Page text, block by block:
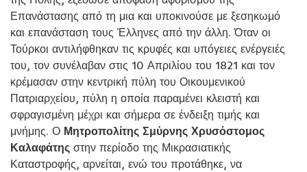
Επανάστασης από τη μια και υποκινούσε με ξεσηκωμό
και επανάσταση τους Έλληνες από την άλλη. Όταν οι
Τούρκοι αντιλήφθηκαν τις κρυφές και υπόγειες ενέργειές
του, τον συνέλαβαν στις 10 Απριλίου του 1821 και τον
κρέμασαν στην κεντρική πύλη του Οικουμενικού
Πατριαρχείου, πύλη η οποία παραμένει κλειστή και
σφραγισμένη μέχρι και σήμερα σε ένδειξη τιμής και
μνήμης. Ο Μητροπολίτης Σμύρνης Χρυσόστομος
Καλαφάτης στην περίοδο της Μικρασιατικής
Καταστροφής, αρνείται, ενώ του προτάθηκε, να